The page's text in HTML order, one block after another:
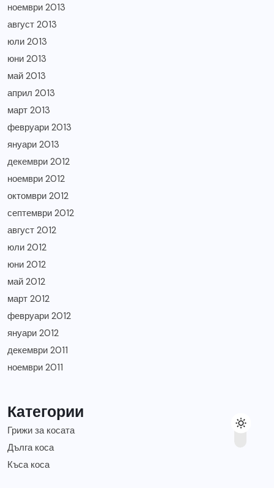
ноември 2013
август 2013
юли 2013
юни 2013
май 2013
април 2013
март 2013
февруари 2013
януари 2013
декември 2012
ноември 2012
октомври 2012
септември 2012
август 2012
юли 2012
юни 2012
май 2012
март 2012
февруари 2012
януари 2012
декември 2011
ноември 2011
Категории
Грижи за косата
Дълга коса
Къса коса